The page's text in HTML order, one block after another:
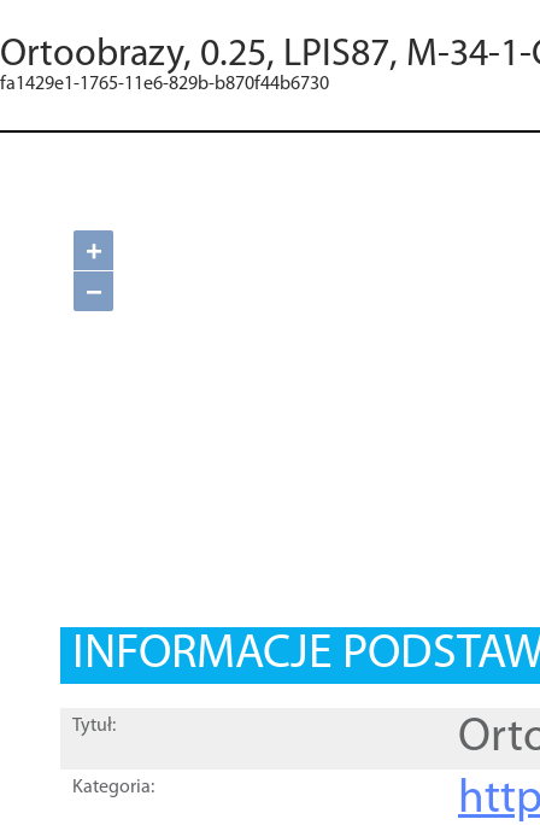
Ortoobrazy, 0.25, LPIS87, M-34-
fa1429e1-1765-11e6-829b-b870f44b6730
+
−
INFORMACJE
Tytuł:
Kategoria: